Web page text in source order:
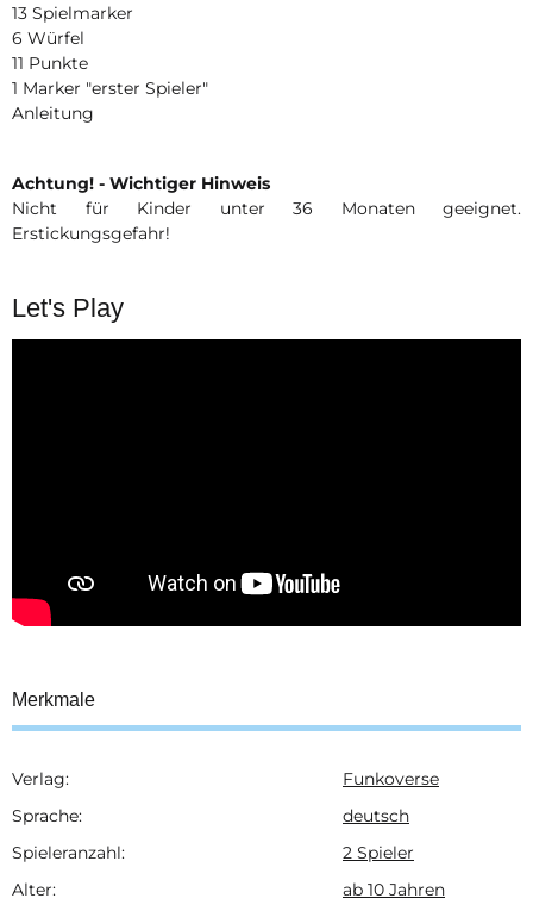
13 Spielmarker
6 Würfel
11 Punkte
1 Marker "erster Spieler"
Anleitung
Achtung! - Wichtiger Hinweis
Nicht für Kinder unter 36 Monaten geeignet.
Erstickungsgefahr!
Let's Play
Merkmale
Produkteigenschaft
Wert
Verlag:
Funkoverse
Sprache:
deutsch
Spieleranzahl:
2 Spieler
Alter:
ab 10 Jahren